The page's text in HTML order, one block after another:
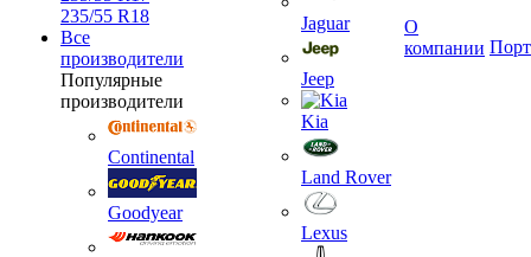
235/55 R18
Все
производители
Популярные
производители
Continental
Goodyear
Jaguar
Jeep
Kia
Land Rover
Lexus
О
компании